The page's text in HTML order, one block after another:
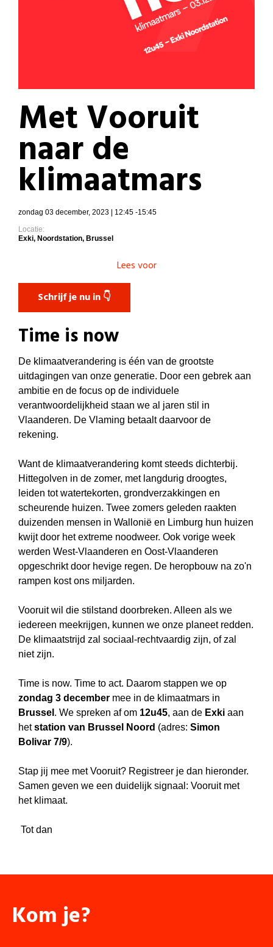
Met Vooruit
naar de
klimaatmars
zondag 03 december, 2023 | 12:45 -15:45
Locatie:
Exki, Noordstation, Brussel
Lees voor
Schrijf je nu in 👇
Time is now
De klimaatverandering is één van de grootste
uitdagingen van onze generatie. Door een gebrek aan
ambitie en de focus op de individuele
verantwoordelijkheid staan we al jaren stil in
Vlaanderen. De Vlaming betaalt daarvoor de
rekening.
Want de klimaatverandering komt steeds dichterbij.
Hittegolven in de zomer, met langdurig droogtes,
leiden tot watertekorten, grondverzakkingen en
scheurende huizen. Twee zomers geleden raakten
duizenden mensen in Wallonië en Limburg hun huizen
kwijt door het extreme noodweer. Ook vorige week
werden West-Vlaanderen en Oost-Vlaanderen
opgeschrikt door hevige regen. De heropbouw na zo'n
rampen kost ons miljarden.
Vooruit wil die stilstand doorbreken. Alleen als we
iedereen meekrijgen, kunnen we onze planeet redden.
De klimaatstrijd zal sociaal-rechtvaardig zijn, of zal
niet zijn.
Time is now. Time to act. Daarom stappen we op
zondag 3 december mee in de klimaatmars in
Brussel . We spreken af om 12u45, aan de Exki aan
hetstation van Brussel Noord (adres:Simon
Bolivar 7/9).
Stap jij mee met Vooruit? Registreer je dan hieronder.
Samen geven we een duidelijk signaal: Vooruit met
het klimaat.
Tot dan
Kom je?